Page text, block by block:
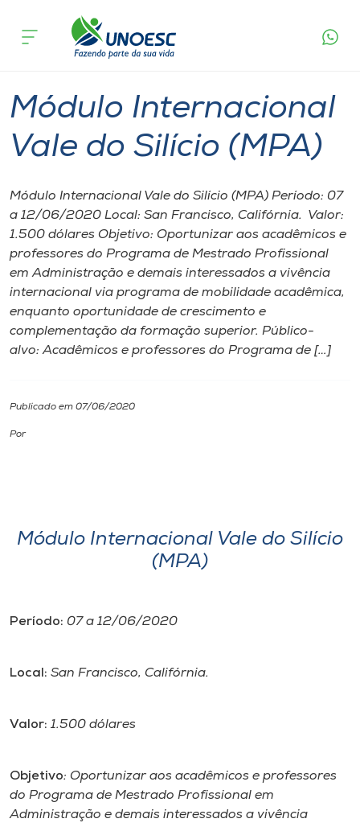
Cursos
Pesquisa
Portal de Ensino
A
Internacionalização
CPA
Rádio
Museu
Unoesc
Store
acontece
Módulo Internacional
Vale do Silício (MPA)
Módulo Internacional Vale do Silício (MPA) Período: 07
a 12/06/2020 Local: San Francisco, Califórnia. Valor:
1.500 dólares Objetivo: Oportunizar aos acadêmicos e
professores do Programa de Mestrado Profissional
em Administração e demais interessados a vivência
internacional via programa de mobilidade acadêmica,
enquanto oportunidade de crescimento e
complementação da formação superior. Público-
alvo: Acadêmicos e professores do Programa de […]
Publicado em 07/06/2020
Por
Módulo Internacional Vale do Silício
(MPA)
Período: 07 a 12/06/2020
Local: San Francisco, Califórnia.
Valor: 1.500 dólares
Objetivo: Oportunizar aos acadêmicos e professores
do Programa de Mestrado Profissional em
Administração e demais interessados a vivência